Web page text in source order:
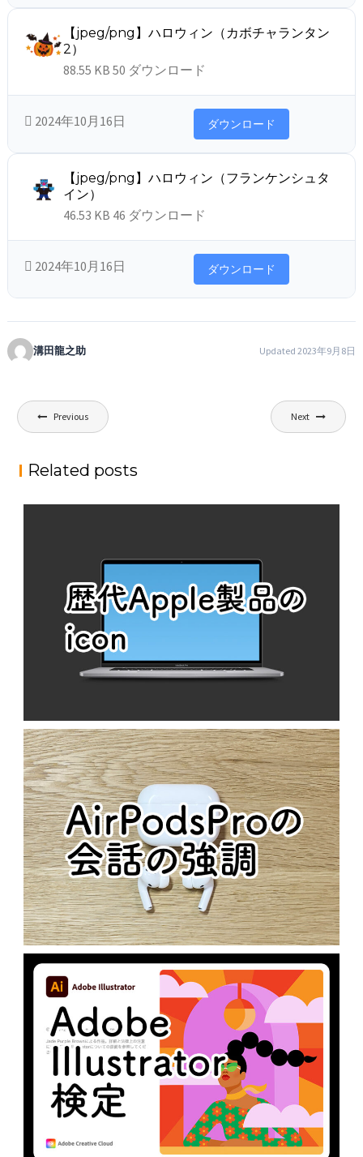
【jpeg/png】ハロウィン（カボチャランタン
2）
88.55 KB50 ダウンロード
2024年10月16日 ダウンロード
【jpeg/png】ハロウィン（フランケンシュタ
イン）
46.53 KB 46 ダウンロード
2024年10月16日 ダウンロード
溝田龍之助 Updated 2023年9月8日
投
稿
ビ
Previous Next
Related posts
歴代APPLE製品のICON
N MacOS
AIRPODSPROの会話の強調
N 未分類